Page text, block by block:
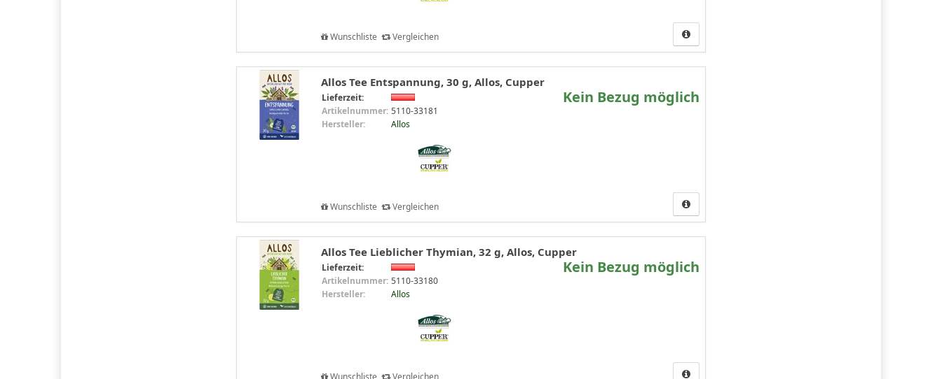
Wunschliste Vergleichen
Allos Tee Entspannung, 30 g, Allos, Cupper
Lieferzeit:
Artikelnummer: 5110-33181
Hersteller:
Allos
Kein Bezug möglich
Wunschliste Vergleichen
Allos Tee Lieblicher Thymian, 32 g, Allos, Cupper
Lieferzeit:
Artikelnummer: 5110-33180
Hersteller:
Allos
Kein Bezug möglich
Wunschliste Vergleichen